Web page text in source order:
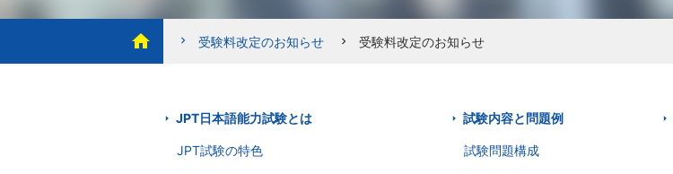
home chevron_right 受験料改定のお知らせ chevron_right 受験料改定のお知らせ
JPT日本語能力試験とは
JPT試験の特色
試験内容と問題例
試験問題構成